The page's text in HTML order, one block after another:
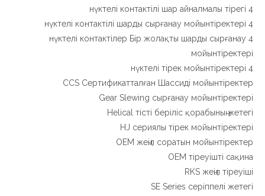
English4 нүктелі контактілі шар айналмалы тірегі
4 нүктелі контактілі шарды сырғанау мойынтіректері
4 нүктелі контактілер Бір жолақты шарды сырғанау
мойынтіректері
4 нүктелі тірек мойынтіректері
CCS Сертификатталған Шассиді мойынтіректер
Gear Slewing сырғанау мойынтіректері
Helical тісті беріліс қорабының жетегі
HJ сериялы тірек мойынтіректері
OEM жеңіл соратын мойынтіректер
OEM тіреуішті сақина
RKS жеңіл тіреуіші
SE Series серіппелі жетегі